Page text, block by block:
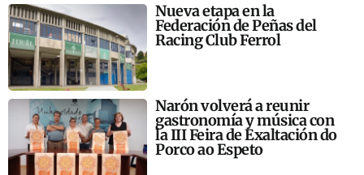
Nueva etapa en la
Federación de Peñas del
Racing Club Ferrol
Narón volverá a reunir
gastronomía y música con
la III Feira de Exaltación do
Porco ao Espeto